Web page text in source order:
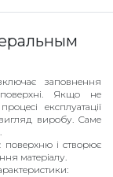
заповнення
Якщо не
експлуатації
вигляд виробу. Саме
і створює
матеріалу.